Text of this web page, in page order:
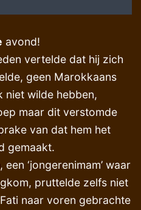
avond!
vertelde dat hij zich
geen Marokkaans
niet wilde hebben,
maar dit verstomde
van dat hem het
gemaakt.
‘jongerenimam’ waar
pruttelde zelfs niet
naar voren gebrachte